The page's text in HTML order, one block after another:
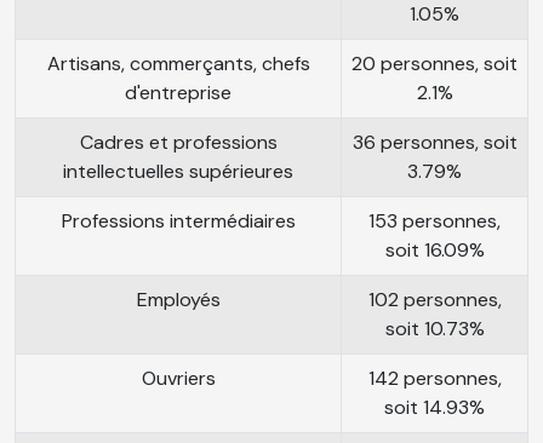
1.05%
Artisans, commerçants, chefs
d'entreprise
20 personnes, soit
2.1%
Cadres et professions
intellectuelles supérieures
36 personnes, soit
3.79%
Professions intermédiaires
153 personnes,
soit 16.09%
Employés
102 personnes,
soit 10.73%
Ouvriers
142 personnes,
soit 14.93%